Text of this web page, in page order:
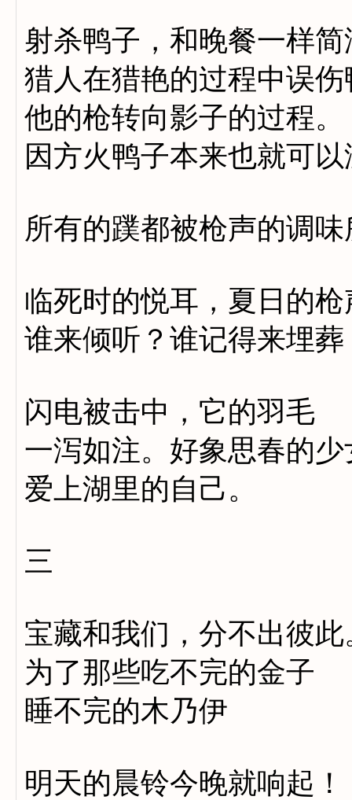
射杀鸭子，和晚餐一样简
猎人在猎艳的过程中误伤
他的枪转向影子的过程。
因方火鸭子本来也就可
所有的蹼都被枪声的调
临死时的悦耳，夏日的枪
谁来倾听？谁记得来埋葬
闪电被击中，它的羽毛
一泻如注。好象思春的少
爱上湖里的自己。
三
宝藏和我们，分不出彼此
为了那些吃不完的金子
睡不完的木乃伊
明天的晨铃今晚就响起！